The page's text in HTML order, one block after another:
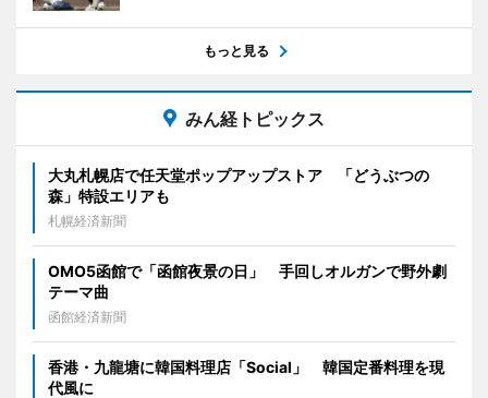
もっと見る
みん経トピックス
大丸札幌店で任天堂ポップアップストア 「どうぶつの
森」特設エリアも
札幌経済新聞
OMO5函館で「函館夜景の日」 手回しオルガンで野外劇
テーマ曲
函館経済新聞
香港・九龍塘に韓国料理店「Social」 韓国定番料理を現
代風に